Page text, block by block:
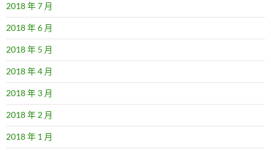
2018 年 7 月
2018 年 6 月
2018 年 5 月
2018 年 4 月
2018 年 3 月
2018 年 2 月
2018 年 1 月